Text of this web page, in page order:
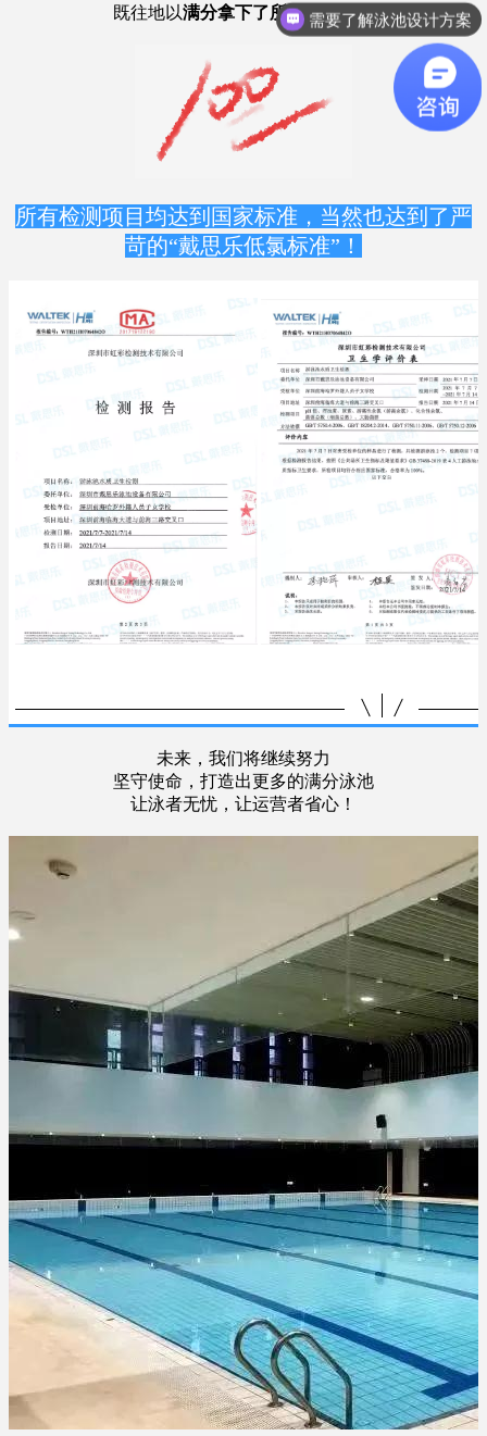
既往地以满分拿下了所有 “科目”！
所有检测项目均达到国家标准，当然也达到了严
苛的“戴思乐低氯标准”！
未来，我们将继续努力
坚守使命，打造出更多的满分泳池
让泳者无忧，让运营者省心！
想了解游泳池设备？